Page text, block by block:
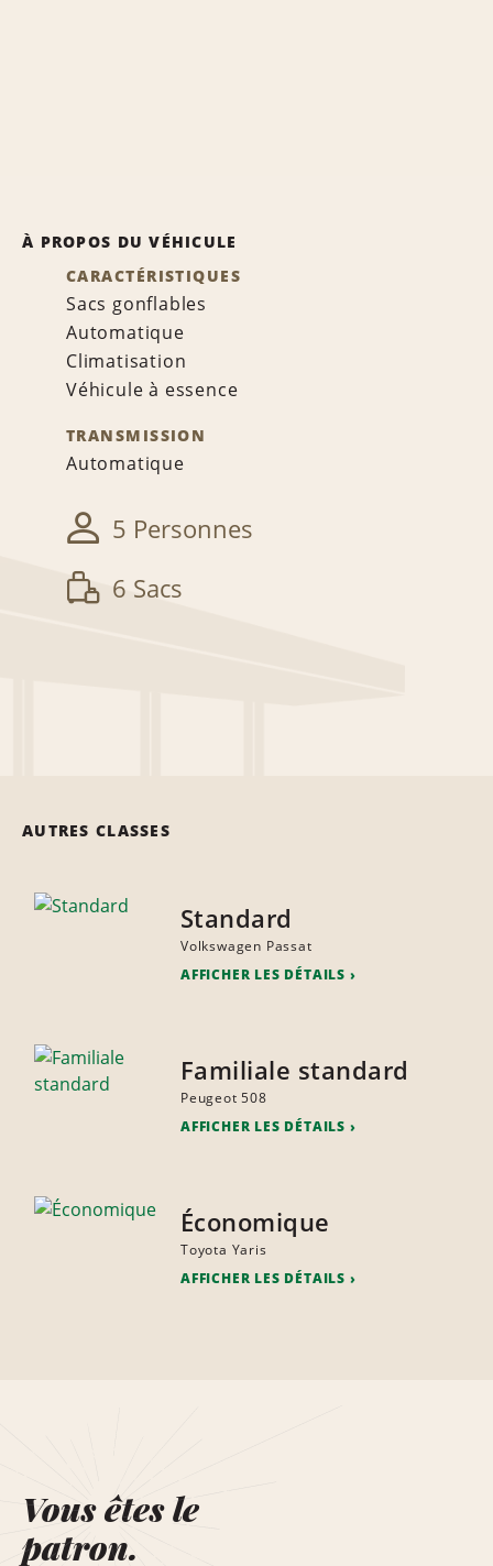
À PROPOS DU VÉHICULE
CARACTÉRISTIQUES
Sacs gonflables
Automatique
Climatisation
Véhicule à essence
TRANSMISSION
Automatique
5 Personnes
6 Sacs
AUTRES CLASSES
Standard
Volkswagen Passat
AFFICHER LES DÉTAILS
Familiale standard
Peugeot 508
AFFICHER LES DÉTAILS
Économique
Toyota Yaris
AFFICHER LES DÉTAILS
Vous êtes le
patron.